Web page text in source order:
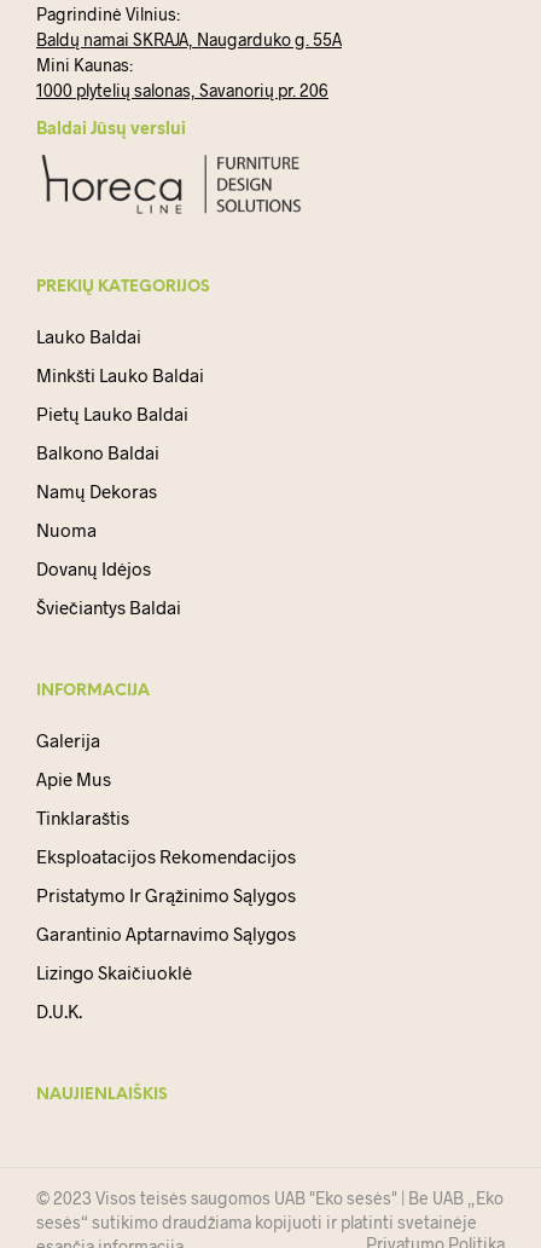
Pagrindinė Vilnius:
Baldų namai SKRAJA, Naugarduko g. 55A
Mini Kaunas:
1000 plytelių salonas, Savanorių pr. 206
Baldai Jūsų verslui
PREKIŲ KATEGORIJOS
Lauko Baldai
Minkšti Lauko Baldai
Pietų Lauko Baldai
Balkono Baldai
Namų Dekoras
Nuoma
Dovanų Idėjos
Šviečiantys Baldai
INFORMACIJA
Galerija
Apie Mus
Tinklaraštis
Eksploatacijos Rekomendacijos
Pristatymo Ir Grąžinimo Sąlygos
Garantinio Aptarnavimo Sąlygos
Lizingo Skaičiuoklė
D.U.K.
NAUJIENLAIŠKIS
© 2023 Visos teisės saugomos UAB "Eko sesės" | Be UAB „Eko
sesės“ sutikimo draudžiama kopijuoti ir platinti svetainėje
Privatumo Politika